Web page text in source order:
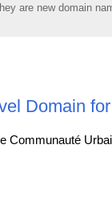
are new domain
Domain
Communauté